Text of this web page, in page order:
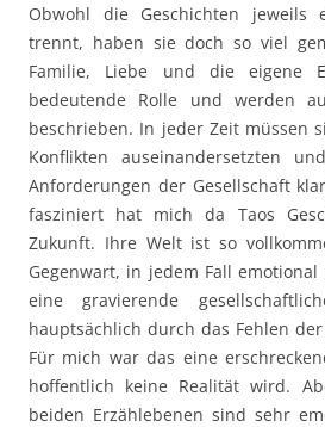
Obwohl die Geschichten jeweils
trennt, haben sie doch so viel
Familie, Liebe und die eigene
bedeutende Rolle und werden
beschrieben. In jeder Zeit müssen
Konflikten auseinandersetzten
Anforderungen der Gesellschaft
fasziniert hat mich da Taos
Zukunft. Ihre Welt ist so
Gegenwart, in jedem Fall
eine gravierende
hauptsächlich durch das Fehlen
Für mich war das eine
hoffentlich keine Realität wird.
beiden Erzählebenen sind sehr